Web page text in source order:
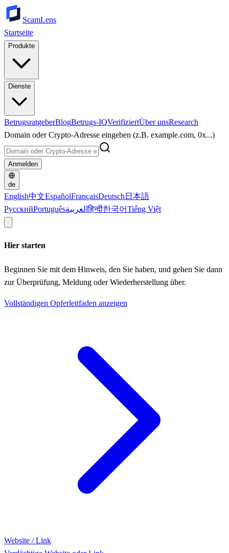
ScamLens
Startseite
Produkte
Dienste
BetrugsratgeberBlogBetrugs-IQVerifiziertÜber unsResearch
Domain oder Crypto-Adresse eingeben (z.B. example.com, 0x...)
Anmelden
de
English中文EspañolFrançaisDeutsch 日本語
РусскийPortuguêsالعربيةहिन्दी한국어Tiếng Việt
Hier starten
Beginnen Sie mit dem Hinweis, den Sie haben, und gehen Sie dann
zur Überprüfung, Meldung oder Wiederherstellung über.
Vollständigen Opferleitfaden anzeigen
Website / Link